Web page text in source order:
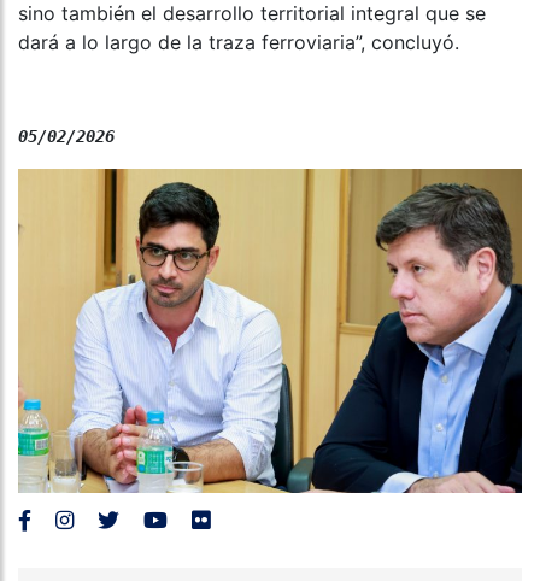
sino también el desarrollo territorial integral que se
dará a lo largo de la traza ferroviaria”, concluyó.
05/02/2026